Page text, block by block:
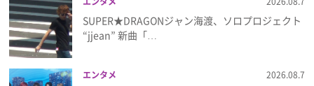
SUPER★DRAGONジャン海渡、ソロプロジェクト
“jjean” 新曲「…
エンタメ 2026.08.7